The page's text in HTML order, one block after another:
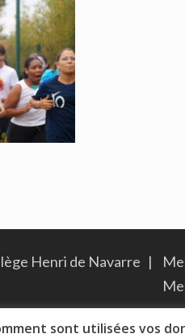
Henri de Navarre |
sont utilisées vos